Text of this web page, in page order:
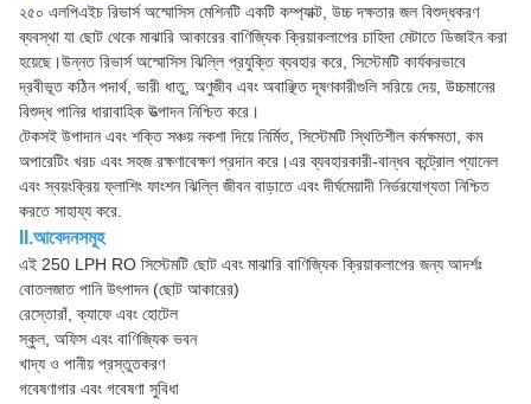
২৫০ এলপিএইচ রিভার্স অস্মোসিস মেশিনটি একটি কম্প্যাক্ট, উচ্চ দক্ষতার জল বিশুদ্ধকরণ
ব্যবস্থা যা ছোট থেকে মাঝারি আকারের বাণিজ্যিক ক্রিয়াকলাপের চাহিদা মেটাতে ডিজাইন করা
হয়েছে।উন্নত রিভার্স অস্মোসিস ঝিল্লি প্রযুক্তি ব্যবহার করে, সিস্টেমটি কার্যকরভাবে
দ্রবীভূত কঠিন পদার্থ, ভারী ধাতু, অণুজীব এবং অবাঞ্ছিত দূষণকারীগুলি সরিয়ে দেয়, উচ্চমানের
বিশুদ্ধ পানির ধারাবাহিক উত্পাদন নিশ্চিত করে।
টেকসই উপাদান এবং শক্তি সঞ্চয় নকশা দিয়ে নির্মিত, সিস্টেমটি স্থিতিশীল কর্মক্ষমতা, কম
অপারেটিং খরচ এবং সহজ রক্ষণাবেক্ষণ প্রদান করে।এর ব্যবহারকারী-বান্ধব কন্ট্রোল প্যানেল
এবং স্বয়ংক্রিয় ফ্লাশিং ফাংশন ঝিল্লি জীবন বাড়াতে এবং দীর্ঘমেয়াদী নির্ভরযোগ্যতা নিশ্চিত
করতে সাহায্য করে.
II.আবেদনসমূহ
এই 250 LPH RO সিস্টেমটি ছোট এবং মাঝারি বাণিজ্যিক ক্রিয়াকলাপের জন্য আদর্শঃ
বোতলজাত পানি উৎপাদন (ছোট আকারের)
রেস্তোরাঁ, ক্যাফে এবং হোটেল
স্কুল, অফিস এবং বাণিজ্যিক ভবন
খাদ্য ও পানীয় প্রস্তুতকরণ
গবেষণাগার এবং গবেষণা সুবিধা